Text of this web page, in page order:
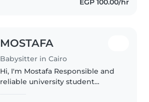
EGP 100.00/hr
MOSTAFA
Babysitter in Cairo
Hi, I'm Mostafa Responsible and
reliable university student